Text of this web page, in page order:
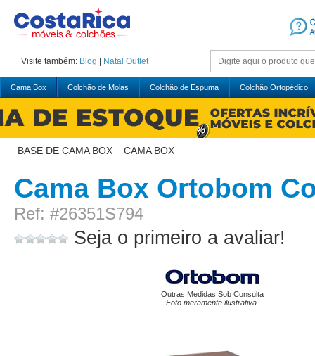
Visite também: Blog Natal Outlet
Cama Box Colchão de Molas Colchão de Espuma Colchão Ortopédico
BASE DE CAMA BOX CAMA BOX
Cama Box Ortobom
Ref: #26351S794
Seja o primeiro a avaliar!
Outras Medidas Sob Consulta
Foto meramente ilustrativa.